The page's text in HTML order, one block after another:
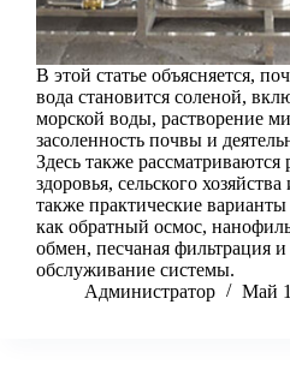
В этой статье объясняется,
вода становится соленой,
морской воды, растворение
засоленность почвы и
Здесь также рассматриваются
здоровья, сельского
также практические
как обратный осмос,
обмен, песчаная фильтрация и
обслуживание системы.
Администратор
Май